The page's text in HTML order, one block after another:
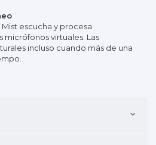
escucha y procesa
virtuales. Las
incluso cuando más de una